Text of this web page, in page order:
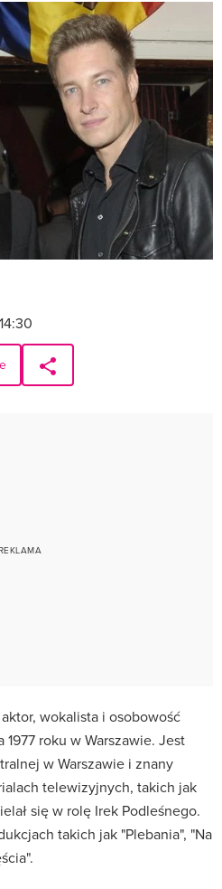
wokalista i osobowość
roku w Warszawie. Jest
w Warszawie i znany
telewizyjnych, takich jak
się w rolę Irek Podleśnego.
takich jak "Plebania", "Na